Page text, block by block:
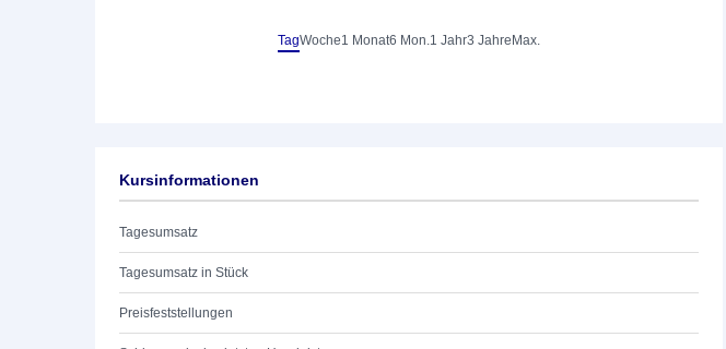
TagWoche1 Monat6 Mon.1 Jahr3 Jahre Max.
Kursinformationen
Tagesumsatz
Tagesumsatz in Stück
Preisfeststellungen